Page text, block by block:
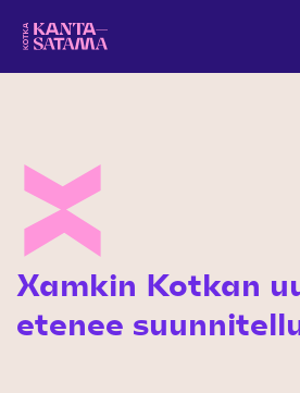
Xamkin Kotkan
etenee